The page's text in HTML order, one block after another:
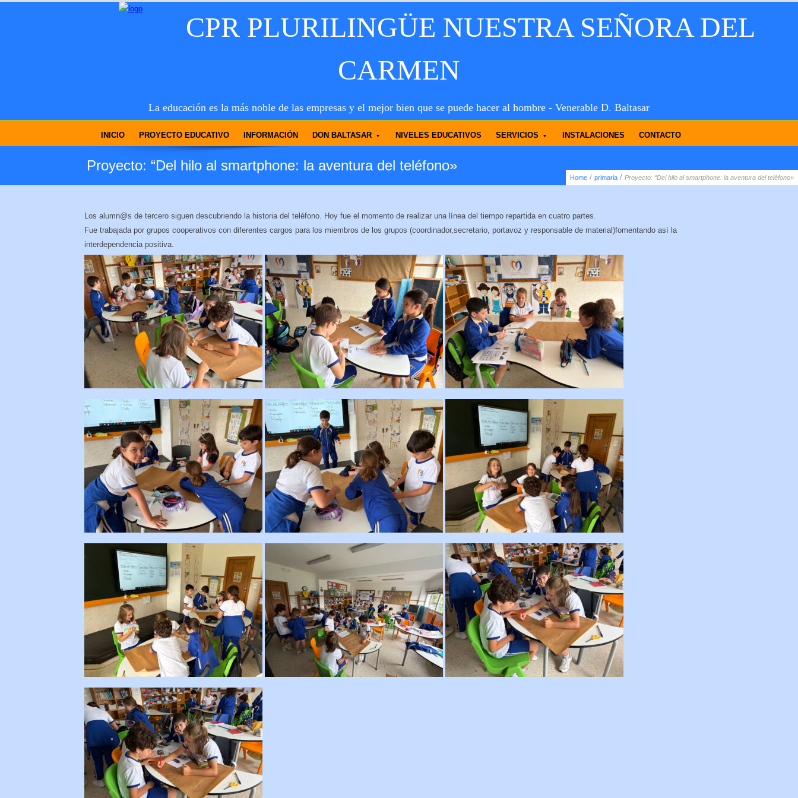
CPR PLURILINGÜE NUESTRA SEÑORA DEL
CARMEN
La educación es la más noble de las empresas y el mejor bien que se puede hacer al hombre - Venerable D. Baltasar
INICIO PROYECTO EDUCATIVO INFORMACIÓN DON BALTASAR NIVELES EDUCATIVOS SERVICIOS INSTALACIONES CONTACTO
Home / primaria / Proyecto: “Del hilo al smartphone: la aventura del teléfono»
Proyecto: “Del hilo al smartphone: la aventura del teléfono»
Los alumn@s de tercero siguen descubriendo la historia del teléfono. Hoy fue el momento de realizar una línea del tiempo repartida en cuatro partes.
Fue trabajada por grupos cooperativos con diferentes cargos para los miembros de los grupos (coordinador,secretario, portavoz y responsable de material)fomentando así la
interdependencia positiva.